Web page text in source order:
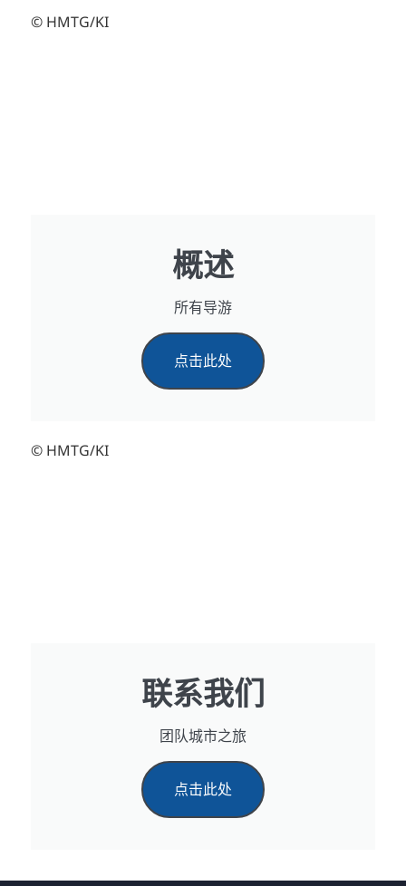
© HMTG/KI
概述
所有导游
点击此处
© HMTG/KI
联系我们
团队城市之旅
点击此处